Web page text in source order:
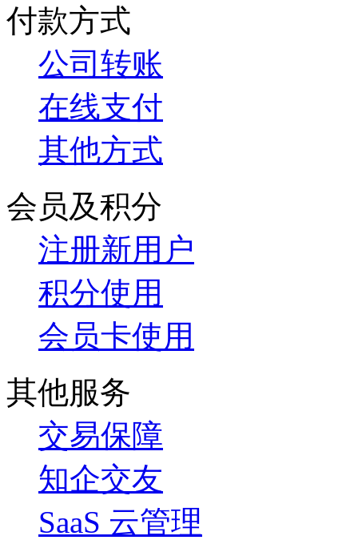
付款方式
公司转账
在线支付
其他方式
会员及积分
注册新用户
积分使用
会员卡使用
其他服务
交易保障
知企交友
SaaS 云管理